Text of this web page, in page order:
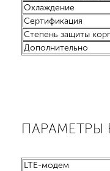
Охлаждение
Сертификация
Степень защиты
Дополнительно
LTE-модем